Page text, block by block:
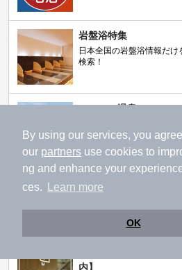
By using our services, you
our partners use cookies to
ng and enhance your
ces.
Learn more
OK
岩盤浴特集
日本全国の岩盤浴情報だ
検索！
ニフティ温泉ニュース
温浴施設をお得に楽しめ
内】